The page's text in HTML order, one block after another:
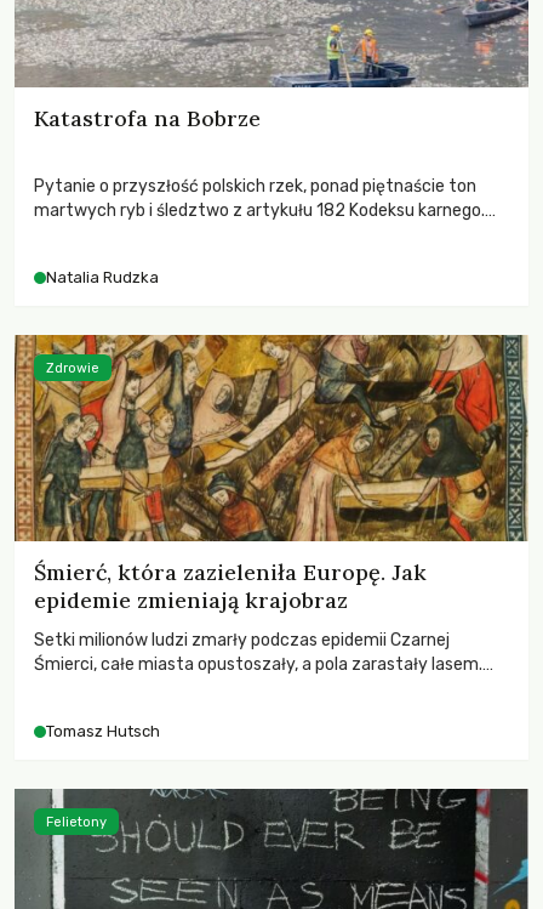
Katastrofa na Bobrze
Pytanie o przyszłość polskich rzek, ponad piętnaście ton
martwych ryb i śledztwo z artykułu 182 Kodeksu karnego.
zdarzeń prowadzących do biologicznej śmierci rzeki.
Natalia Rudzka
Śmierć, która zazieleniła Europę. Jak
epidemie zmieniają krajobraz
Setki milionów ludzi zmarły podczas epidemii Czarnej
Śmierci, całe miasta opustoszały, a pola zarastały lasem.
największych katastrof w swoich dziejach.
Tomasz Hutsch
Zdrowie
Felietony